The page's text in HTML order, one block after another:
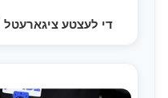
די לעצטע ציגארעטל